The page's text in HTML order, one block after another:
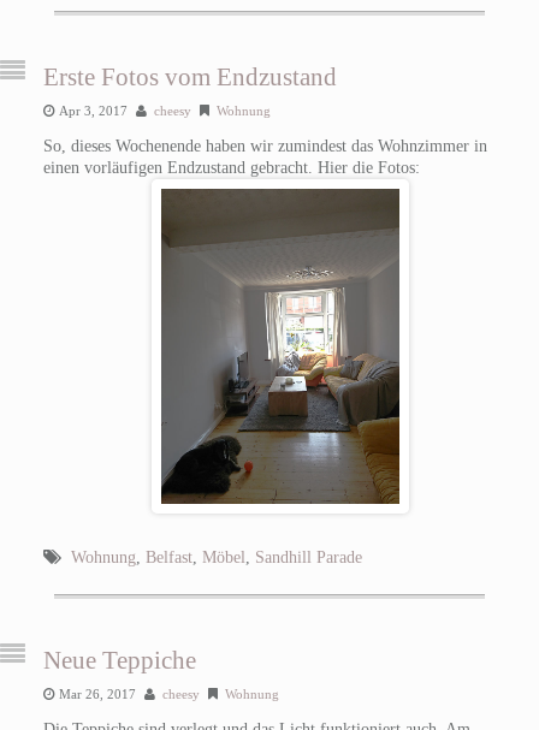
Erste Fotos vom Endzustand
Apr 3, 2017 cheesy Wohnung
So, dieses Wochenende haben wir zumindest das Wohnzimmer in
einen vorläufigen Endzustand gebracht. Hier die Fotos:
Wohnung, Belfast, Möbel, Sandhill Parade
Neue Teppiche
Mar 26, 2017 cheesy Wohnung